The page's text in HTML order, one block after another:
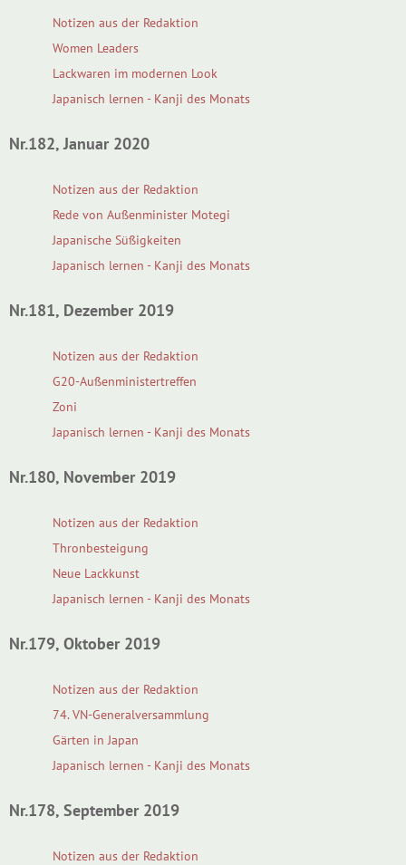
Notizen aus der Redaktion
Women Leaders
Lackwaren im modernen Look
Japanisch lernen - Kanji des Monats
Nr.182, Januar 2020
Notizen aus der Redaktion
Rede von Außenminister Motegi
Japanische Süßigkeiten
Japanisch lernen - Kanji des Monats
Nr.181, Dezember 2019
Notizen aus der Redaktion
G20-Außenministertreffen
Zoni
Japanisch lernen - Kanji des Monats
Nr.180, November 2019
Notizen aus der Redaktion
Thronbesteigung
Neue Lackkunst
Japanisch lernen - Kanji des Monats
Nr.179, Oktober 2019
Notizen aus der Redaktion
74. VN-Generalversammlung
Gärten in Japan
Japanisch lernen - Kanji des Monats
Nr.178, September 2019
Notizen aus der Redaktion